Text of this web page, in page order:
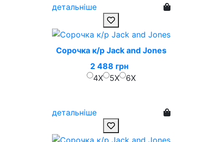
детальніше
Сорочка к/р Jack and Jones
2 488 грн
4X
5X 6X
детальніше